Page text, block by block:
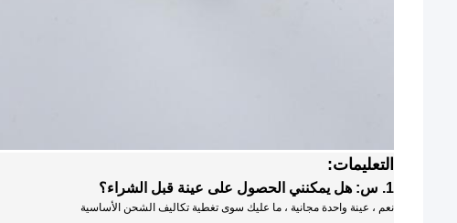
التعليمات:
1. س: هل يمكنني الحصول على عينة قبل الشراء؟
نعم ، عينة واحدة مجانية ، ما عليك سوى تغطية تكاليف الشحن الأساسية